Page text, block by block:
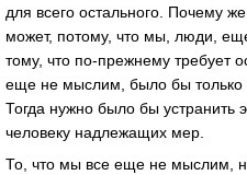
для всего остального. Почему
может, потому, что мы, люди,
тому, что по-прежнему требует
еще не мыслим, было бы только
Тогда нужно было бы устранить
человеку надлежащих мер.
То, что мы все еще не мыслим,